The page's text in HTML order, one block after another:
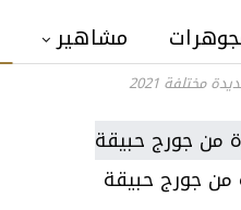
مشاهير
2021
جورج حبيقة